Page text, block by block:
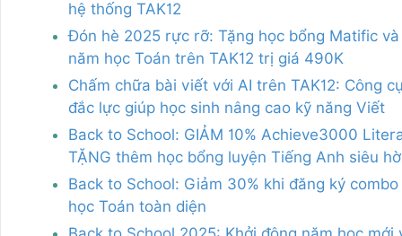
hệ thống TAK12
Đón hè 2025 rực rỡ: Tặng học bổng Matific và
năm học Toán trên TAK12 trị giá 490K
Chấm chữa bài viết với AI trên TAK12: Công
đắc lực giúp học sinh nâng cao kỹ năng Viết
Back to School: GIẢM 10% Achieve3000
TẶNG thêm học bổng luyện Tiếng Anh siêu
Back to School: Giảm 30% khi đăng ký combo
học Toán toàn diện